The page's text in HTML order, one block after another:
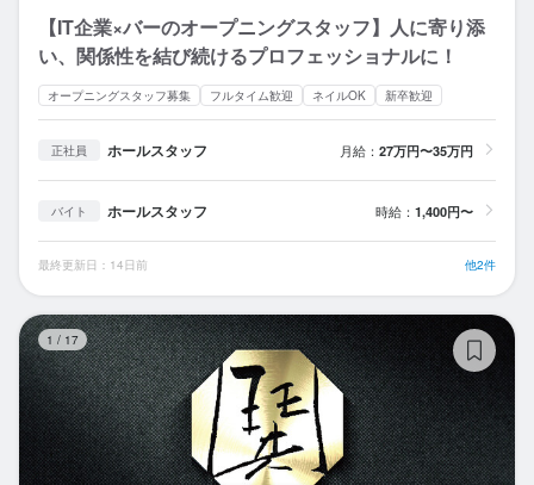
【IT企業×バーのオープニングスタッフ】人に寄り添
い、関係性を結び続けるプロフェッショナルに！
オープニングスタッフ募集 フルタイム歓迎 ネイルOK 新卒歓迎
正社員 ホールスタッフ 月給： 27万円〜35万円
バイト ホールスタッフ 時給： 1,400円〜
最終更新日：14日前 他2件
1 / 17